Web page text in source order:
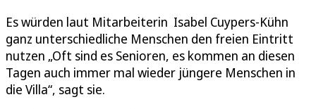
Es würden laut Mitarbeiterin Isabel Cuypers-Kühn
ganz unterschiedliche Menschen den freien Eintritt
nutzen „Oft sind es Senioren, es kommen an diesen
Tagen auch immer mal wieder jüngere Menschen in
die Villa“, sagt sie.